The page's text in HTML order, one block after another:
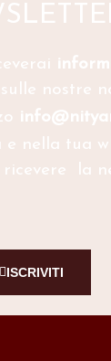
sulle nostre
nella tua
ricevere la
ISCRIVITI